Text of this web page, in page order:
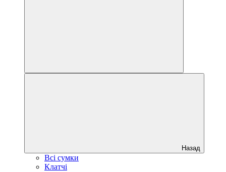
Назад
Всі сумки
Клатчі